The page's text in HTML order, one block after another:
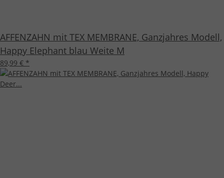
AFFENZAHN mit TEX MEMBRANE, Ganzjahres Modell,
Happy Elephant blau Weite M
89,99 € *